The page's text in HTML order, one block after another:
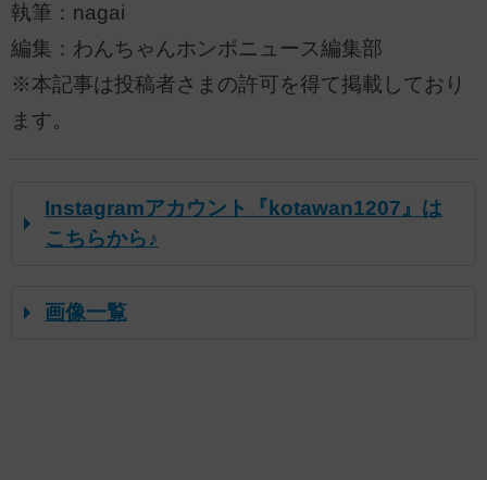
執筆：nagai
編集：わんちゃんホンポニュース編集部
※本記事は投稿者さまの許可を得て掲載しており
ます。
Instagramアカウント『kotawan1207』は
こちらから♪
画像一覧